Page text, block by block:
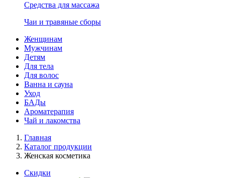
Средства для массажа
Чаи и травяные сборы
Женщинам
Мужчинам
Детям
Для тела
Для волос
Ванна и сауна
Уход
БАДы
Ароматерапия
Чай и лакомства
Главная
Каталог продукции
Женская косметика
Скидки